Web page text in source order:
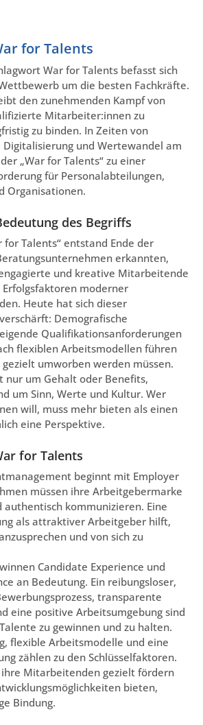
for Talents
War for Talents befasst sich
um die besten Fachkräfte.
den zunehmenden Kampf von
Mitarbeiter:innen zu
zu binden. In Zeiten von
Digitalisierung und Wertewandel am
„War for Talents“ zu einer
für Personalabteilungen,
Organisationen.
des Begriffs
for Talents“ entstand Ende der
erkannten,
und kreative Mitarbeitende
moderner
Heute hat sich dieser
Demografische
Qualifikationsanforderungen
flexiblen Arbeitsmodellen führen
gezielt umworben werden müssen.
nur um Gehalt oder Benefits,
um Sinn, Werte und Kultur. Wer
will, muss mehr bieten als einen
eine Perspektive.
for Talents
beginnt mit Employer
müssen ihre Arbeitgebermarke
kommunizieren. Eine
als attraktiver Arbeitgeber hilft,
und von sich zu
Candidate Experience und
an Bedeutung. Ein reibungsloser,
transparente
eine positive Arbeitsumgebung sind
zu gewinnen und zu halten.
flexible Arbeitsmodelle und eine
zählen zu den Schlüsselfaktoren.
Mitarbeitenden gezielt fördern
bieten,
Bindung.